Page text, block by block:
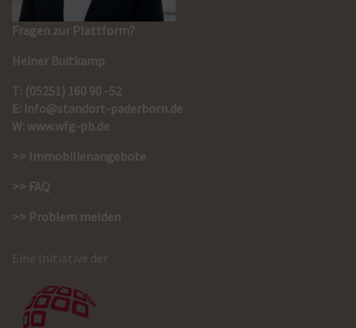
Fragen zur Plattform?
Heiner Buitkamp
T: (05251) 160 90 -52
E: info@standort-paderborn.de
W: www.wfg-pb.de
>> Immobilienangebote
>> FAQ
>> Problem melden
Eine Initiative der